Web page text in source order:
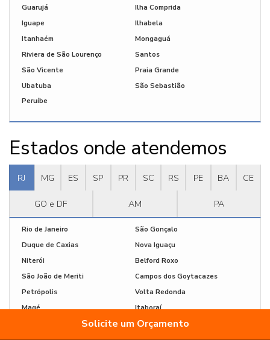
Solicite um Orçamento
Guarujá
Ilha Comprida
Iguape
Ilhabela
Itanhaém
Mongaguá
Riviera de São Lourenço
Santos
São Vicente
Praia Grande
Ubatuba
São Sebastião
Peruíbe
Estados onde atendemos
RJ MG ES SP PR SC RS PE BA CE
GO e DF AM PA
Rio de Janeiro
São Gonçalo
Duque de Caxias
Nova Iguaçu
Niterói
Belford Roxo
São João de Meriti
Campos dos Goytacazes
Petrópolis
Volta Redonda
Magé
Itaboraí
Nova Friburgo